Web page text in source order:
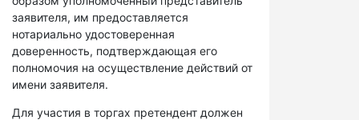
заявителя, им предоставляется
нотариально удостоверенная
доверенность, подтверждающая его
полномочия на осуществление действий от
имени заявителя.
Для участия в торгах претендент должен